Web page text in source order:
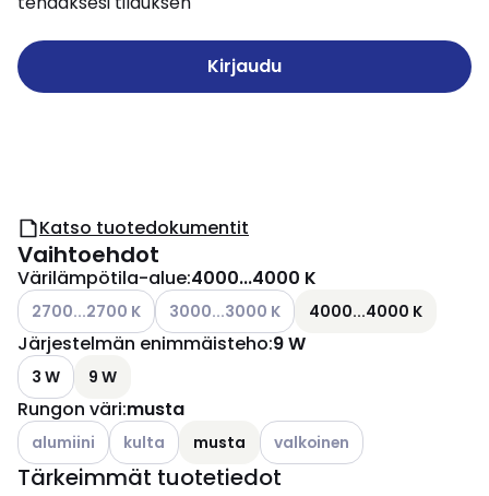
Kirjaudu
Katso tuotedokumentit
Vaihtoehdot
Värilämpötila-alue:4000...4000 K
Katso käytettävissä olevat vaihtoehdot
2700...2700 K Katso käytettävissä olevat vaihtoehdot
3000...3000 K 4000...4000 K
Järjestelmän enimmäisteho:9 W
3 W 9 W
Rungon väri:musta
Katso käytettävissä olevat vaihtoehdot
alumiini Katso käytettävissä olevat vaihtoehdot
kulta musta Katso käytettävissä olevat
valkoinen
Tärkeimmät tuotetiedot